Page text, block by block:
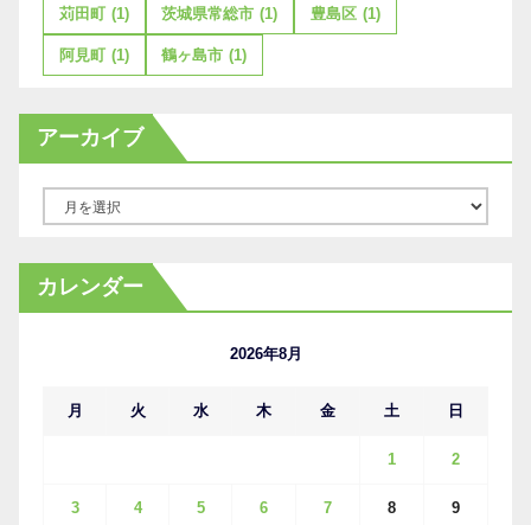
苅田町 (1) 茨城県常総市 (1) 豊島区 (1)
阿見町 (1) 鶴ヶ島市 (1)
アーカイブ
カ
イ
カレンダー
2026年8月
月 火 水 木 金 土 日
1 2
3 4 5 6 7 8 9